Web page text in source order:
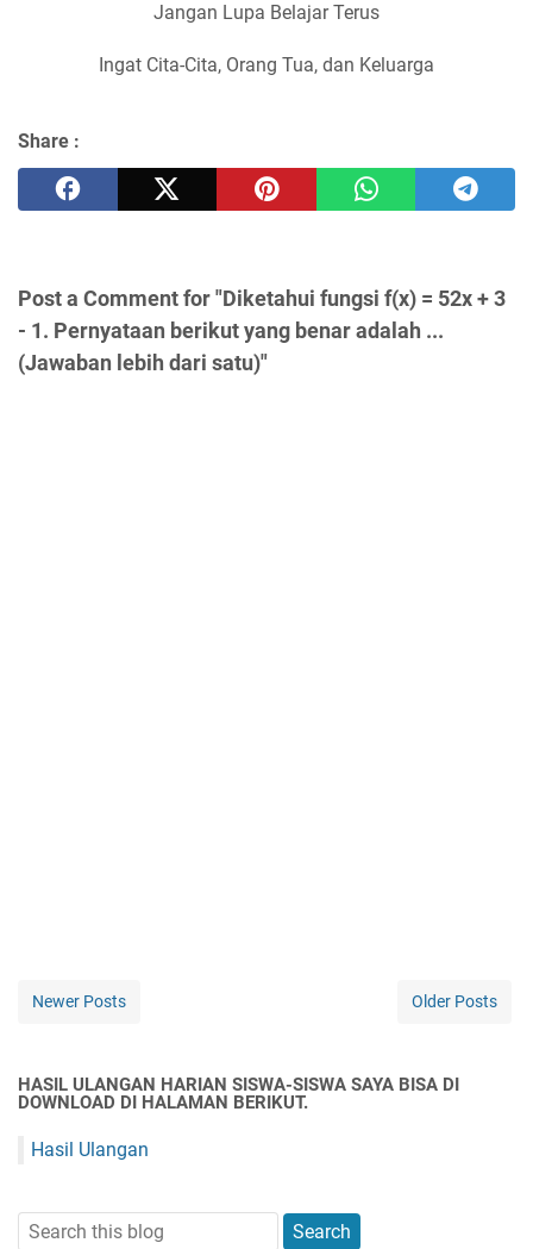
Jangan Lupa Belajar Terus
Ingat Cita-Cita, Orang Tua, dan Keluarga
Share :
Post a Comment for "Diketahui fungsi f(x) = 52x + 3
- 1. Pernyataan berikut yang benar adalah ...
(Jawaban lebih dari satu)"
Newer Posts Older Posts
HASIL ULANGAN HARIAN SISWA-SISWA SAYA BISA DI
DOWNLOAD DI HALAMAN BERIKUT.
Hasil Ulangan